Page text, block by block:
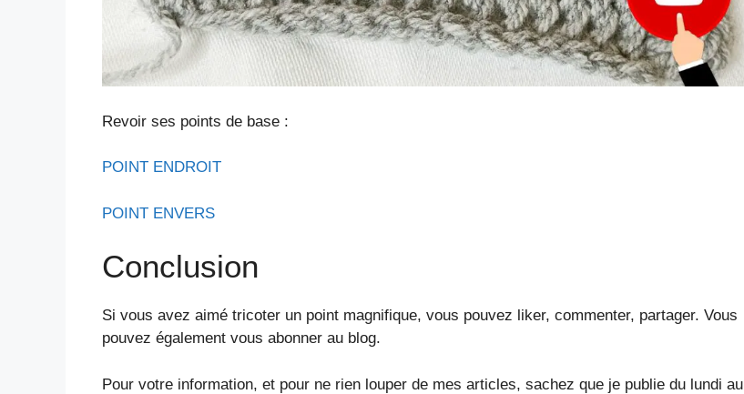
Revoir ses points de base :
POINT ENDROIT
POINT ENVERS
Conclusion
Si vous avez aimé tricoter un point magnifique, vous pouvez liker, commenter, partager. Vous
pouvez également vous abonner au blog.
Pour votre information, et pour ne rien louper de mes articles, sachez que je publie du lundi au